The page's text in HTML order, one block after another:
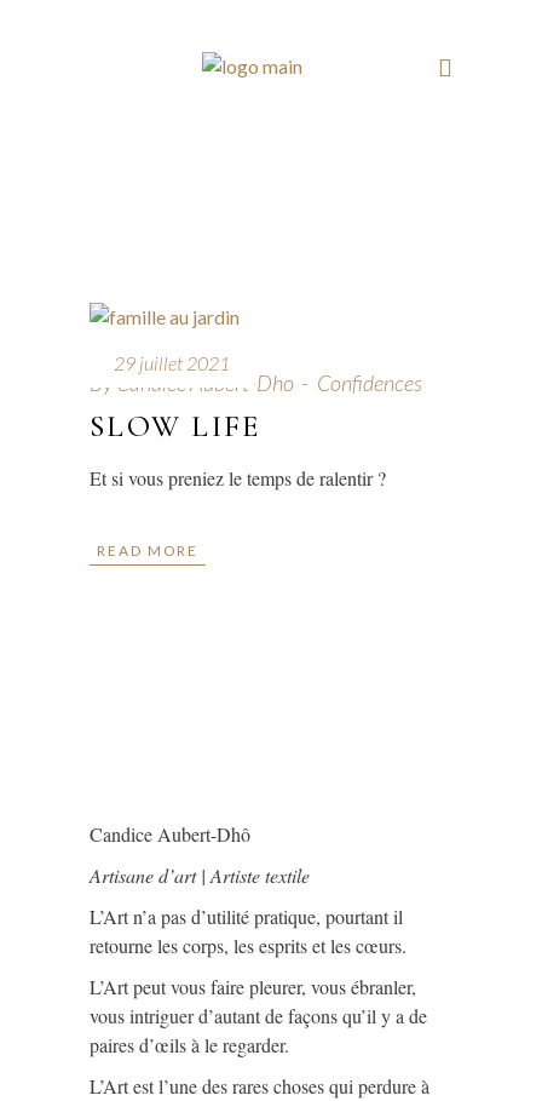
29 juillet 2021
By Candice Aubert-Dho Confidences
SLOW LIFE
Et si vous preniez le temps de ralentir ?
READ MORE
Candice Aubert-Dhô
Artisane d’art | Artiste textile
L’Art n’a pas d’utilité pratique, pourtant il
retourne les corps, les esprits et les cœurs.
L’Art peut vous faire pleurer, vous ébranler,
vous intriguer d’autant de façons qu’il y a de
paires d’œils à le regarder.
L’Art est l’une des rares choses qui perdure à